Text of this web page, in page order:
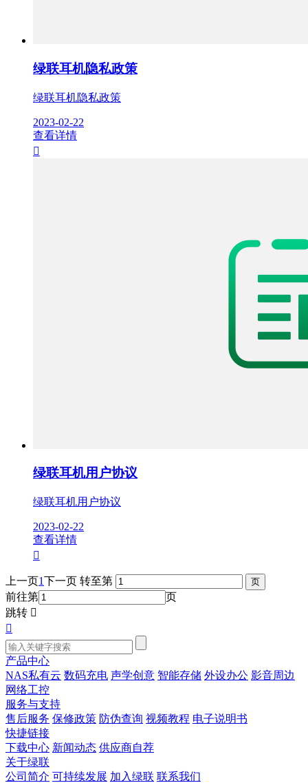
绿联耳机隐私政策
绿联耳机隐私政策
2023-02-22
查看详情

绿联耳机用户协议
绿联耳机用户协议
2023-02-22
查看详情

上一页1下一页 转至第
前往第
页
跳转 

产品中心
NAS私有云 数码充电 声学创意 智能存储 外设办公 影音周边
网络工控
服务与支持
售后服务 保修政策 防伪查询 视频教程 电子说明书
快捷链接
下载中心 新闻动态 供应商自荐
关于绿联
公司简介 可持续发展 加入绿联 联系我们